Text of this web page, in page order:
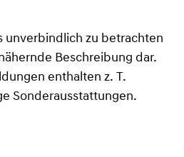
unverbindlich zu betrachten
Beschreibung dar.
enthalten z. T.
Sonderausstattungen.